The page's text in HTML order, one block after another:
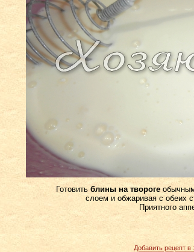
Готовить блины на твороге
слоем и обжаривая с обеих
Приятного
Добавить рецепт в